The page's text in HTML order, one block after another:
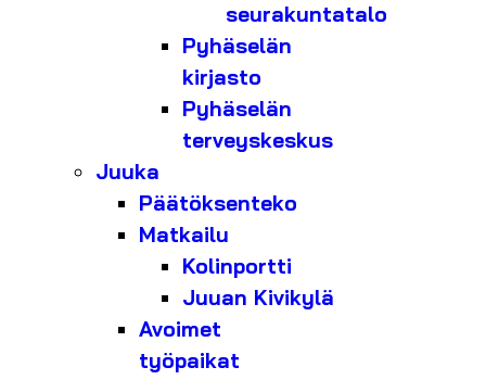
seurakuntatalo
Pyhäselän
kirjasto
Pyhäselän
terveyskeskus
Juuka
Päätöksenteko
Matkailu
Kolinportti
Juuan Kivikylä
Avoimet
työpaikat